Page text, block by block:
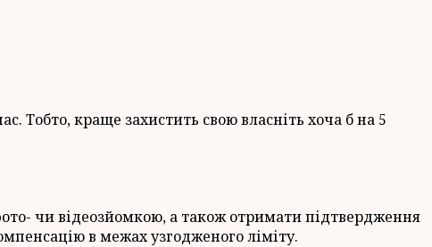
Тобто, краще захистить свою власніть хоча б на 5
чи відеозйомкою, а також отримати підтвердження
в межах узгодженого ліміту.